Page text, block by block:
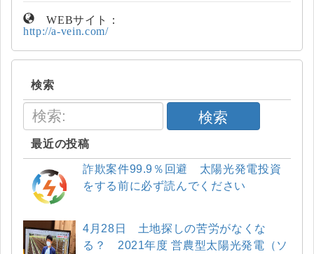
WEBサイト：
http://a-vein.com/
検索
検索
最近の投稿
詐欺案件99.9％回避 太陽光発電投資
をする前に必ず読んでください
4月28日 土地探しの苦労がなくな
る？ 2021年度 営農型太陽光発電（ソ